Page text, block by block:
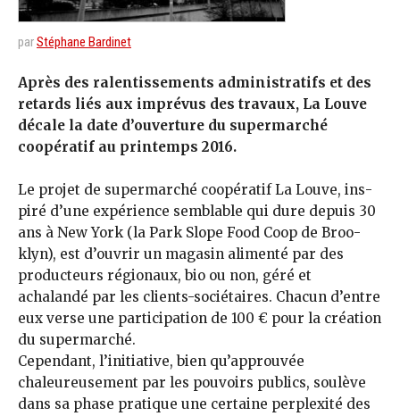
parStéphane Bardinet
Après des ralentissements administratifs et des
retards liés aux imprévus des travaux, La Louve
décale la date d’ouverture du supermarché
coopératif au printemps 2016.
Le projet de supermarché coopératif La Louve, ins­
piré d’une expérience semblable qui dure depuis 30
ans à New York (la Park Slope Food Coop de Broo­
klyn), est d’ouvrir un magasin alimenté par des
producteurs régionaux, bio ou non, géré et
achalandé par les clients-sociétaires. Chacun d’entre
eux verse une participation de 100 € pour la création
du supermarché.
Cependant, l’initiative, bien qu’approuvée
chaleureusement par les pouvoirs publics, soulève
dans sa phase pratique une certaine perplexité des